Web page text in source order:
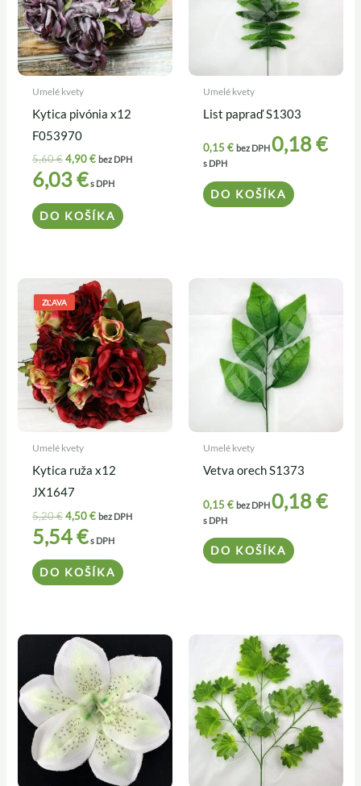
Umelé kvety
Kytica pivónia x12
F053970
5,60€4,90€ bez DPH
6,03€s DPH
DO KOŠÍKA
Umelé kvety
List papraď S1303
0,15€ bez DPH 0,18€
s DPH
DO KOŠÍKA
ZĽAVA
Umelé kvety
Kytica ruža x12
JX1647
5,20€
Pôvodná
cena
bola:
5,20 €.
4,50€
Aktuálna
cena
je:
4,50 €.
bez DPH
5,54€s DPH
DO KOŠÍKA
Umelé kvety
Vetva orech S1373
0,15€ bez DPH0,18€
s DPH
DO KOŠÍKA